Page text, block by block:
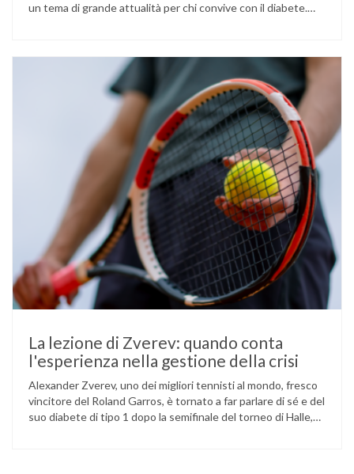
un tema di grande attualità per chi convive con il diabete.
glucosio lo aveva portato …
La lezione di Zverev: quando conta
l'esperienza nella gestione della crisi
Alexander Zverev, uno dei migliori tennisti al mondo, fresco
vincitore del Roland Garros, è tornato a far parlare di sé e del
suo diabete di tipo 1 dopo la semifinale del torneo di Halle,